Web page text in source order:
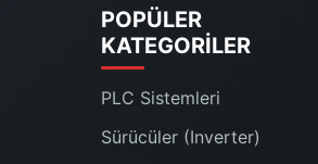
POPÜLER
KATEGORILER
PLC Sistemleri
Sürücüler (Inverter)